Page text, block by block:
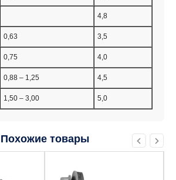
4,8
0,63 3,5
0,75 4,0
0,88 – 1,25 4,5
1,50 – 3,00 5,0
Похожие товары